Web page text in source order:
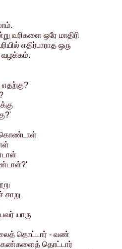
வரிகளை ஒரே மாதிரி
எதிர்பாராத ஒரு
வழக்கம்.
யாரு
தொட்டார் - வண்
கண்களைத் தொட்டார்